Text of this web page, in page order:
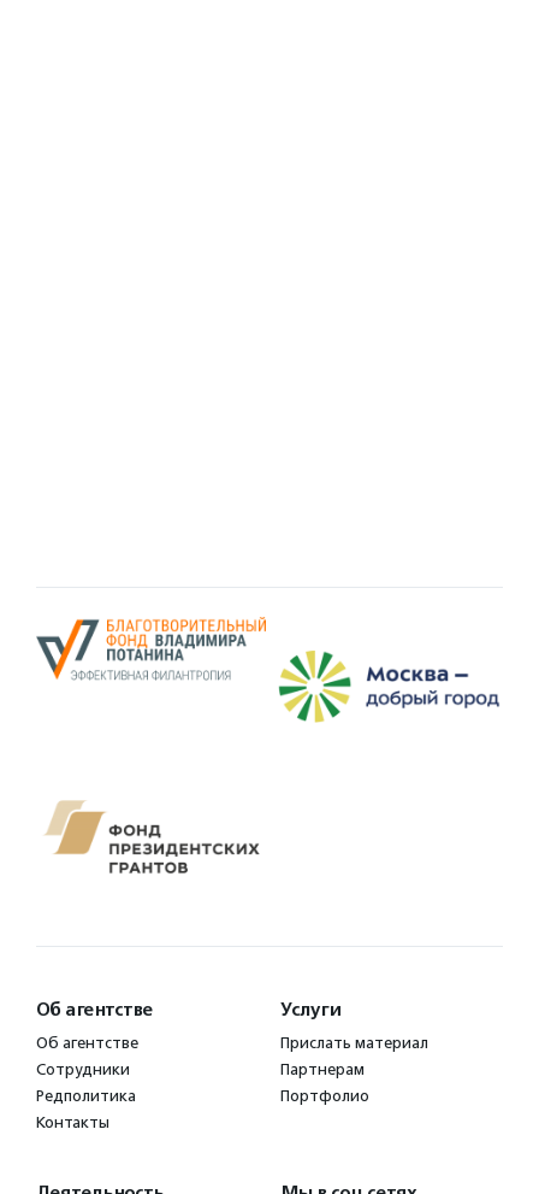
Об агентстве
Об агентстве
Сотрудники
Редполитика
Контакты
Услуги
Прислать материал
Партнерам
Портфолио